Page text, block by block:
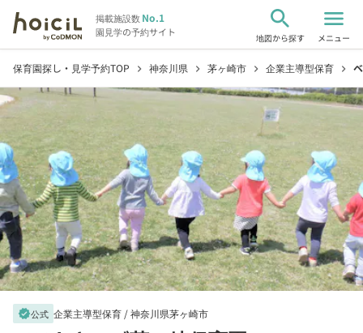
掲載施設数No.1
園見学の予約サイト
search
地図から探す
menu
メニュー
保育園探し・見学予約TOP chevron_right 神奈川県 chevron_right 茅ヶ崎市 chevron_right 企業主導型保育 chevron_right
verified公式 企業主導型保育 /神奈川県茅ヶ崎市